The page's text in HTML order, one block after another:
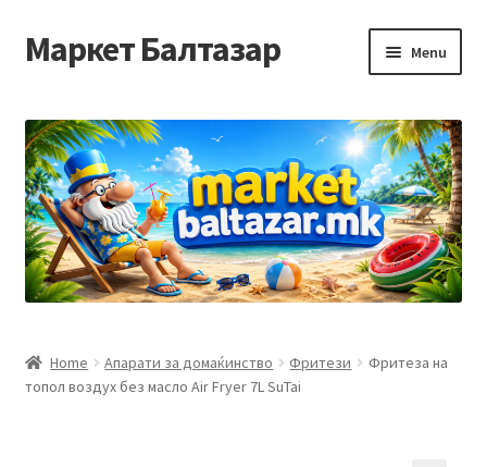
Skip
to
Skip
to
Маркет Балтазар Menu
Checkout
Homepage
Privacy Policy
Контакт
Home Апарати за домаќинство Фритези
Фритеза на
топол воздух без масло Air Fryer 7L SuTai